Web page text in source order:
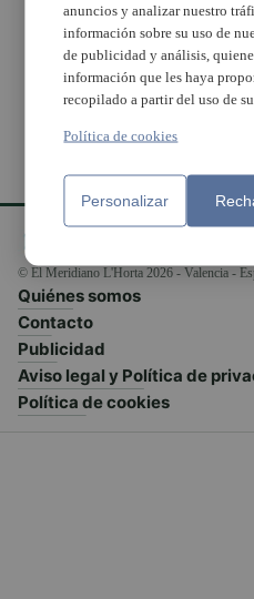
Las mandarinas con
hoja cada vez más
demandadas en Europa
© El Meridiano L'Horta 2026 - Valencia -
Quiénes somos
Contacto
Publicidad
Aviso legal y Política de
Política de cookies
anuncios y analizar nuestro
información sobre su uso de
de publicidad y análisis,
información que les haya
recopilado a partir del uso de
Política de cookies
Personalizar